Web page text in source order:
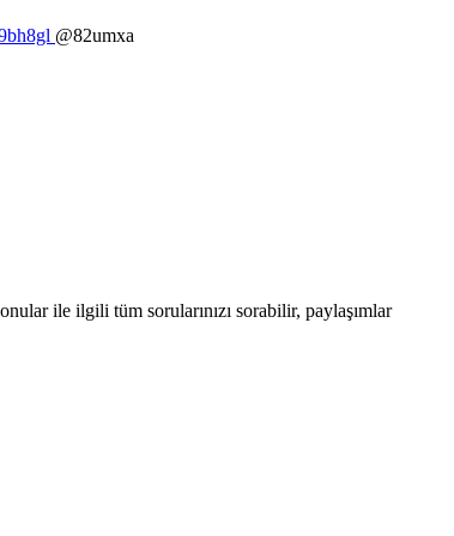
@82umxa
ile ilgili tüm sorularınızı sorabilir, paylaşımlar